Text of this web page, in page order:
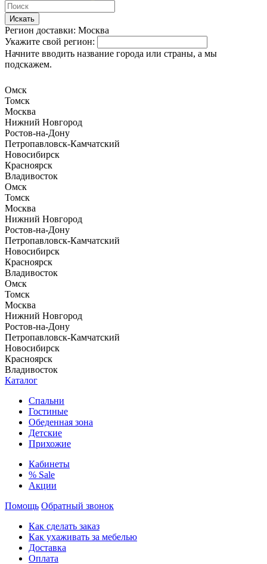
Искать
Регион доставки: Москва
Укажите свой регион:
Начните вводить название города или страны, а мы
подскажем.
Омск
Томск
Москва
Нижний Новгород
Ростов-на-Дону
Петропавловск-Камчатский
Новосибирск
Красноярск
Владивосток
Омск
Томск
Москва
Нижний Новгород
Ростов-на-Дону
Петропавловск-Камчатский
Новосибирск
Красноярск
Владивосток
Омск
Томск
Москва
Нижний Новгород
Ростов-на-Дону
Петропавловск-Камчатский
Новосибирск
Красноярск
Владивосток
Каталог
Спальни
Гостиные
Обеденная зона
Детские
Прихожие
Кабинеты
% Sale
Акции
Помощь Обратный звонок
Как сделать заказ
Как ухаживать за мебелью
Доставка
Оплата